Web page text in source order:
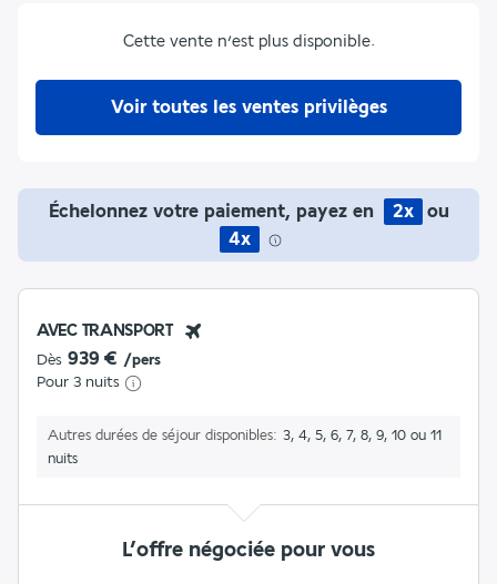
Cette vente n’est plus disponible.
Voir toutes les ventes privilèges
Échelonnez votre paiement, payez en 2x
ou
4x
AVEC TRANSPORT
Dès 939 € /pers
Pour 3 nuits
Autres durées de séjour disponibles
3, 4, 5, 6, 7, 8, 9, 10 ou 11
nuits
L’offre négociée pour vous